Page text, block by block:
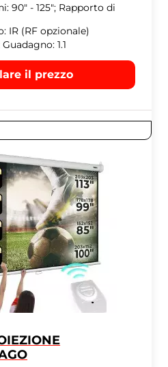
90" - 125"; Rapporto di
IR (RF opzionale)
1.1
il prezzo